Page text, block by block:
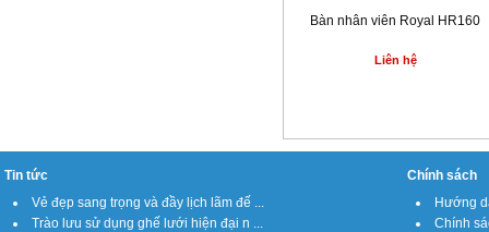
Bàn nhân viên Royal HR160
Liên hệ
Tin tức
Vẻ đẹp sang trọng và đầy lịch lãm đế ...
Trào lưu sử dụng ghế lưới hiện đại n ...
Chính sách
Hướng
Chính